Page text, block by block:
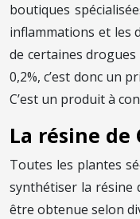
boutiques
inflammations et les
de certaines drogues
0,2%, c’est donc un
C’est un produit à
La résine de
Toutes les plantes
synthétiser la résine
être obtenue selon